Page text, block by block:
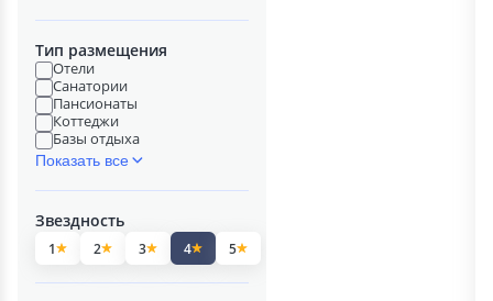
Тип размещения
Отели
Санатории
Пансионаты
Коттеджи
Базы отдыха
Показать все
Звездность
1 2 3 4 5